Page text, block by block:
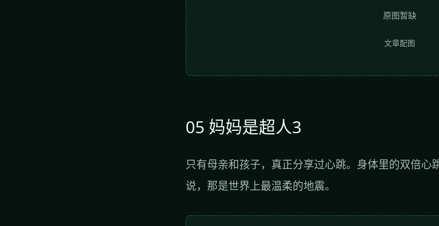
原图暂缺
文章配图
05 妈妈是超人3
只有母亲和孩子，真正分享过心跳。身体里的双倍心
说，那是世界上最温柔的地震。